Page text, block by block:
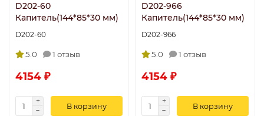
D202-60
Капитель(144*85*30 мм)
D202-60
5.0 1 отзыв
4154 ₽
В корзину
D202-966
Капитель(144*85*30 мм)
D202-966
5.0 1 отзыв
4154 ₽
В корзину